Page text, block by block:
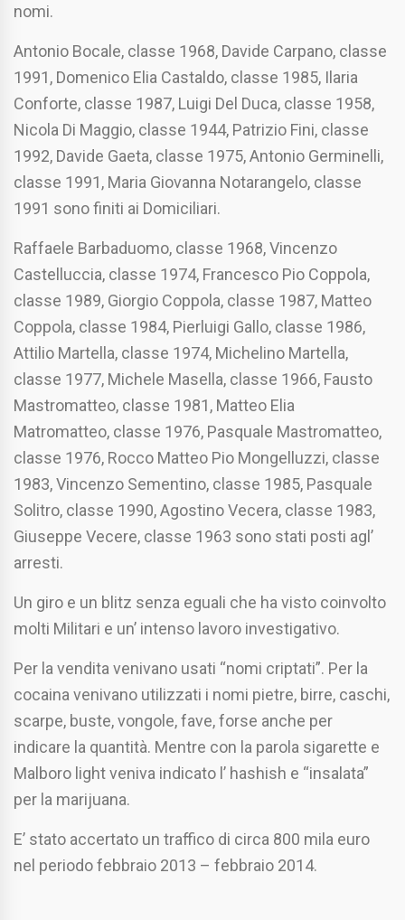
nomi.
Antonio Bocale, classe 1968, Davide Carpano, classe
1991, Domenico Elia Castaldo, classe 1985, Ilaria
Conforte, classe 1987, Luigi Del Duca, classe 1958,
Nicola Di Maggio, classe 1944, Patrizio Fini, classe
1992, Davide Gaeta, classe 1975, Antonio Germinelli,
classe 1991, Maria Giovanna Notarangelo, classe
1991 sono finiti ai Domiciliari.
Raffaele Barbaduomo, classe 1968, Vincenzo
Castelluccia, classe 1974, Francesco Pio Coppola,
classe 1989, Giorgio Coppola, classe 1987, Matteo
Coppola, classe 1984, Pierluigi Gallo, classe 1986,
Attilio Martella, classe 1974, Michelino Martella,
classe 1977, Michele Masella, classe 1966, Fausto
Mastromatteo, classe 1981, Matteo Elia
Matromatteo, classe 1976, Pasquale Mastromatteo,
classe 1976, Rocco Matteo Pio Mongelluzzi, classe
1983, Vincenzo Sementino, classe 1985, Pasquale
Solitro, classe 1990, Agostino Vecera, classe 1983,
Giuseppe Vecere, classe 1963 sono stati posti agl’
arresti.
Un giro e un blitz senza eguali che ha visto coinvolto
molti Militari e un’ intenso lavoro investigativo.
Per la vendita venivano usati “nomi criptati”. Per la
cocaina venivano utilizzati i nomi pietre, birre, caschi,
scarpe, buste, vongole, fave, forse anche per
indicare la quantità. Mentre con la parola sigarette e
Malboro light veniva indicato l’ hashish e “insalata”
per la marijuana.
E’ stato accertato un traffico di circa 800 mila euro
nel periodo febbraio 2013 – febbraio 2014.